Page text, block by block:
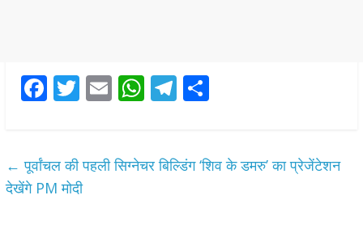
F
b
o
T
er
E
l
W
s
T
gr
S
e
← पूर्वांचल की पहली सिग्नेचर बिल्डिंग ‘शिव के डमरु’ का प्रेजेंटेशन
देखेंगे PM मोदी